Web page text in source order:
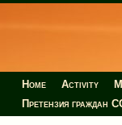
Home Activity
Претензия граждан